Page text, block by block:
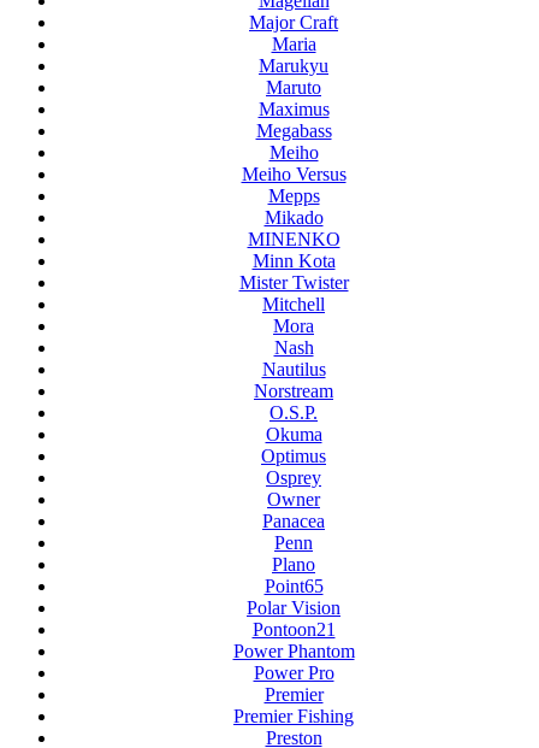
Major Craft
Maria
Marukyu
Maruto
Maximus
Megabass
Meiho
Meiho Versus
Mepps
Mikado
MINENKO
Minn Kota
Mister Twister
Mitchell
Mora
Nash
Nautilus
Norstream
O.S.P.
Okuma
Optimus
Osprey
Owner
Panacea
Penn
Plano
Point65
Polar Vision
Pontoon21
Power Phantom
Power Pro
Premier
Premier Fishing
Preston